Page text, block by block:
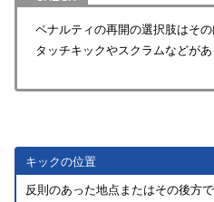
ペナルティの再開の選択肢はその
タッチキックやスクラムなどがあ
キックの位置
反則のあった地点⁠または⁠その後方で